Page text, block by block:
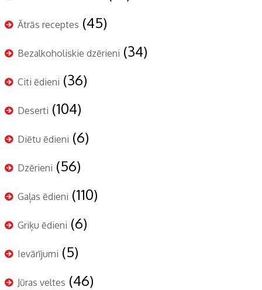
Ātrās receptes (45)
Bezalkoholiskie dzērieni (34)
Citi ēdieni (36)
Deserti (104)
Diētu ēdieni (6)
Dzērieni (56)
Gaļas ēdieni (110)
Griķu ēdieni (6)
Ievārījumi (5)
Jūras veltes (46)